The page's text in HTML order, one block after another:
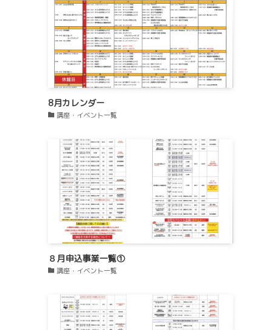
8月カレンダー
講座・イベント一覧
８月申込事業一覧①
講座・イベント一覧